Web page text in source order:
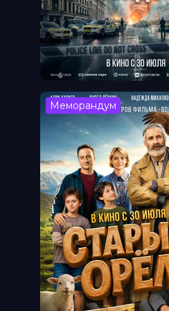
Меморандум